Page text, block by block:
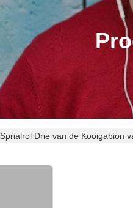
Sprialrol Drie van de Kooigabion